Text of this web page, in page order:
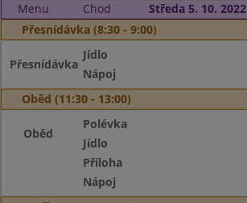
Menu
Chod
Středa 5. 10. 2022
Přesnídávka (8:30 - 9:00)
Přesnídávka
Jídlo
Nápoj
Oběd (11:30 - 13:00)
Oběd
Polévka
Jídlo
Příloha
Nápoj